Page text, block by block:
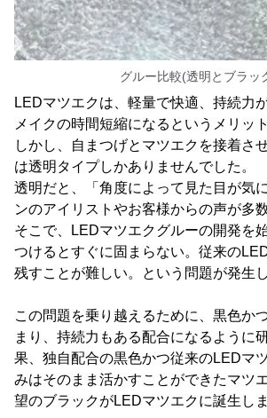
グルー比較(透明とブラッ
LEDマツエクは、軽量で快適、持続力
メイクの時間短縮になるというメリッ
しかし、自まつげとマツエクを接着さ
は透明タイプしかありませんでした。
透明だと、「角度によって見た目が気
ンのアイリストやお客様からの声が多
そこで、LEDマツエクグルーの開発を
つけるとすぐに固まらない。従来の
残すことが難しい。という問題が発生
この問題を乗り越えるために、黒色か
まり、持続力もある配合になるように
果、独自配合の黒色かつ従来のLEDマ
みはそのまま活かすことができたマツ
望のブラックがLEDマツエクに誕生しま